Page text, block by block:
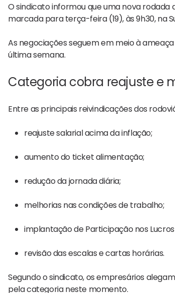
O sindicato informou que uma nova
marcada para terça-feira (19), às 9h30, na
As negociações seguem em meio à
última semana.
Categoria cobra reajuste e
Entre as principais reivindicações dos
reajuste salarial acima da inflação;
aumento do ticket alimentação;
redução da jornada diária;
melhorias nas condições de trabalho;
implantação de Participação nos Lucros
revisão das escalas e cartas horárias.
Segundo o sindicato, os empresários
pela categoria neste momento.